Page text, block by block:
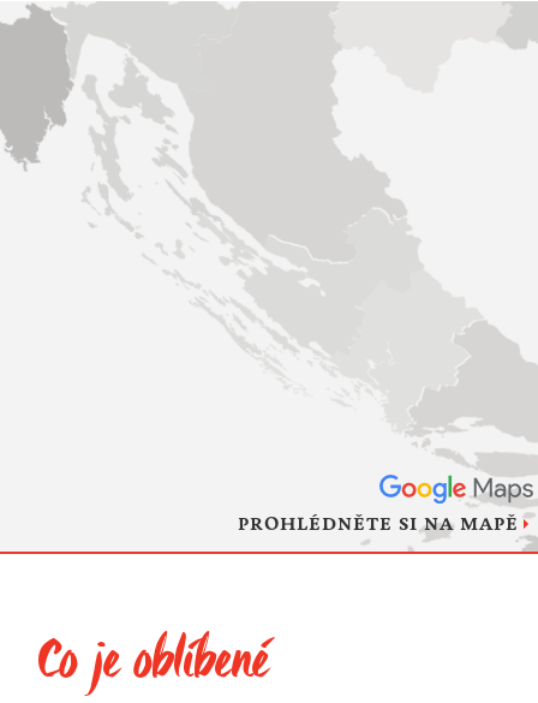
PROHLÉDNĚTE SI NA MAPĚ
Co je oblíbené